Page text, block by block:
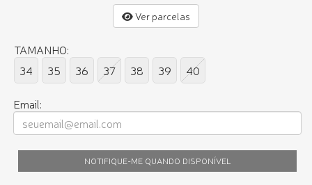
Ver parcelas
TAMANHO:
34
35 36 37 38 39 40
Email:
NOTIFIQUE-ME QUANDO DISPONÍVEL